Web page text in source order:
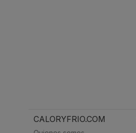
CALORYFRIO.COM